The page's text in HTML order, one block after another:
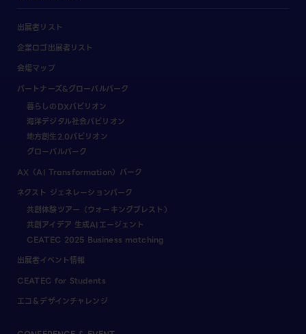
出展者リスト
企業ロゴ出展者リスト
会場マップ
パートナーズ&グローバルパーク
暮らしのDXパビリオン
海洋デジタル社会パビリオン
地方創生2.0パビリオン
グローバルパーク
AX（AI Transformation）パーク
ネクスト ジェネレーションパーク
共創体験ツアー（ウォーキングブレスト）
共創アイデア 生成AIエージェント
CEATEC 2025 Business matching
出展者イベント情報
CEATEC for Students
エコ＆デザインチャレンジ